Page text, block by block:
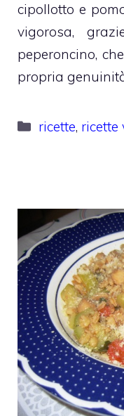
cipollotto e
vigorosa,
peperoncino,
propria
Categorie
ricette, ricette